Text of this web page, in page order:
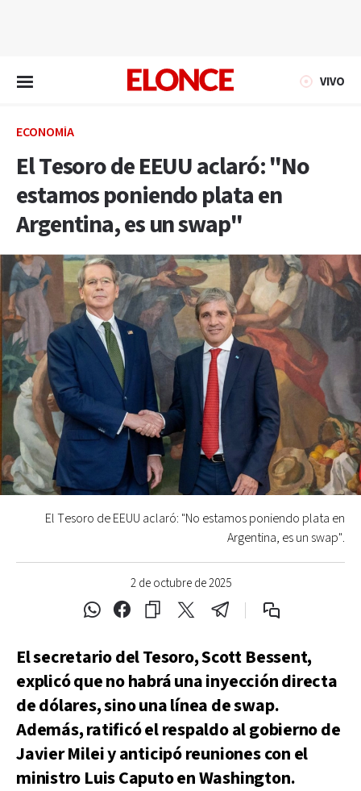
VIVO
ECONOMÍA
El Tesoro de EEUU aclaró: "No
estamos poniendo plata en
Argentina, es un swap"
2 de octubre de 2025
El Tesoro de EEUU aclaró: "No estamos poniendo plata en
Argentina, es un swap".
El secretario del Tesoro, Scott Bessent,
explicó que no habrá una inyección directa
de dólares, sino una línea de swap.
Además, ratificó el respaldo al gobierno de
Javier Milei y anticipó reuniones con el
ministro Luis Caputo en Washington.